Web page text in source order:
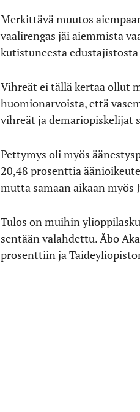
Merkittävä muutos
vaalirengas jäi aiemmista
kutistuneesta
Vihreät ei tällä kertaa ollut
huomionarvoista, että
vihreät ja demariopiskelijat
Pettymys oli myös
20,48 prosenttia
mutta samaan aikaan myös
Tulos on muihin
sentään valahdettu. Åbo
prosenttiin ja